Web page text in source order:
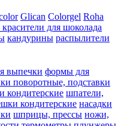
Glican Colorgel Roha
для шоколада
кандурины распылители
выпечки формы для
поворотные, подставки
кондитерские шпатели,
кондитерские насадки
шприцы, прессы ножи,